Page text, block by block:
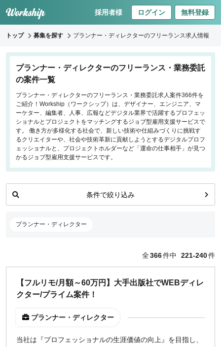
採用者様 ログイン 無料登録
トップ 募集を探す プランナー・ディレクターのフリーランス求人情報
プランナー・ディレクターのフリーランス・業務委託
の案件一覧
プランナー・ディレクターのフリーランス・業務委託求人案件366件を
ご紹介！Workship（ワークシップ）は、デザイナー、エンジニア、マ
ーケター、編集者、人事、広報などデジタル業界で活躍するプロフェッ
ショナルとプロジェクトをマッチングするジョブ型雇用支援サービスで
す。 働き方が多様化する社会で、新しい技術や仕組みづくりに挑戦す
るクリエイターや、社会や技術革新に貢献しようとするデジタルプロフ
ェッショナルと、プロジェクトホルダーなど「運命の仕事相手」が見つ
かるジョブ型雇用支援サービスです。
条件で絞り込み
プランナー・ディレクター
キーワードで探す
フロントエンドエンジニア
バックエンドエンジニア
インフラエンジニア
iOS/Androidアプリエンジニア
データサイエンティスト
プロジェクトマネージャー
プランナー・ディレクター
編集・ライター
広報
経営陣・コーポレート
その他
全366件中 221-240件
【フルリモ/月額～60万円】大手出版社でWEBディレ
クター/プライム案件！
プランナー・ディレクター
当社は『プロフェッショナルの生涯価値の向上』を目指し、